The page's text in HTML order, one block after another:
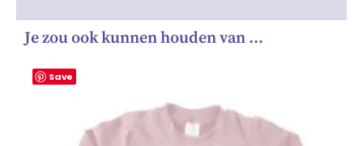
Je zou ook kunnen houden van …
Save